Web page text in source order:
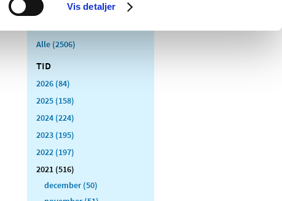
Vis detaljer
Alle (2506)
TID
2026 (84)
2025 (158)
2024 (224)
2023 (195)
2022 (197)
2021 (516)
december (50)